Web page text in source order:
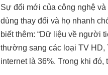
Sự đổi mới của công nghệ
dùng thay đổi và họ nhanh
biết thêm: “Dữ liệu về người
thường sang các loại TV HD,
internet là 36%. Trong khi